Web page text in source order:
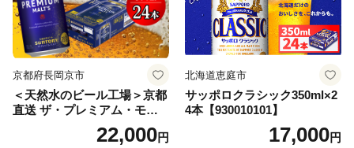
京都府長岡京市
＜天然水のビール工場＞京都
直送 ザ・プレミアム・モル
ツ 350ml×24本 プレモル [149
22,000円
北海道恵庭市
サッポロクラシック350ml×2
4本【930010101】
17,000円